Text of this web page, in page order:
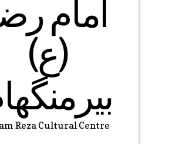
امام
(ع)
Reza Cultural Centre